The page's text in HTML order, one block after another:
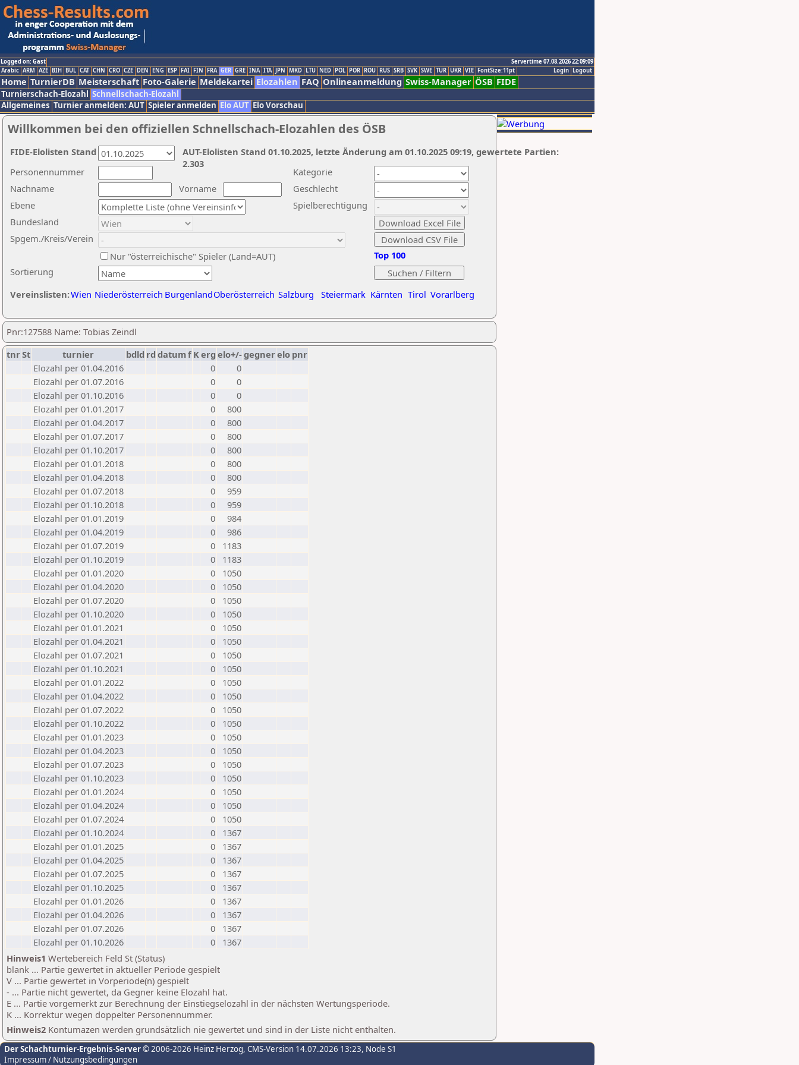
Logged on: Gast
Servertime 07.08.2026 22:09:09
Logout
Login
Arabic ARM AZE BIH BUL CAT CHN CRO CZE DEN ENG ESP FAI FIN FRA GER GRE INA ITA JPN MKD LTU NED POL POR ROU RUS SRB SVK SWE TUR UKR VIE FontSize:11pt
Home TurnierDB Meisterschaft Foto-Galerie Meldekartei Elozahlen FAQ Onlineanmeldung Swiss-Manager ÖSB FIDE
Turnierschach-Elozahl Schnellschach-Elozahl
Allgemeines Turnier anmelden: AUT Spieler anmelden Elo AUT Elo Vorschau
Willkommen bei den offiziellen Schnellschach-Elozahlen des ÖSB
Nachname
Vorname
Ebene
Kategorie
Sortierung
Personennummer
Bundesland
Spgem./Kreis/Verein
Geschlecht
Nur "österreichische" Spieler (Land=AUT)
Spielberechtigung
Vereinslisten:Wien Niederösterreich BurgenlandOberösterreich Salzburg Steiermark Kärnten Tirol Vorarlberg
Top 100
AUT-Elolisten Stand 01.10.2025, letzte Änderung am 01.10.2025 09:19, gewertete Partien:
2.303
FIDE-Elolisten Stand
Pnr:127588 Name: Tobias Zeindl
tnrSt turnier bdld rd datumf Kerg elo+/-gegnerelo pnr
Elozahl per 01.04.2016
0
0
Elozahl per 01.07.2016
0
0
Elozahl per 01.10.2016
0
0
Elozahl per 01.01.2017
0
800
Elozahl per 01.04.2017
0
800
Elozahl per 01.07.2017
0
800
Elozahl per 01.10.2017
0
800
Elozahl per 01.01.2018
0
800
Elozahl per 01.04.2018
0
800
Elozahl per 01.07.2018
0
959
Elozahl per 01.10.2018
0
959
Elozahl per 01.01.2019
0
984
Elozahl per 01.04.2019
0
986
Elozahl per 01.07.2019
0
1183
Elozahl per 01.10.2019
0
1183
Elozahl per 01.01.2020
0
1050
Elozahl per 01.04.2020
0
1050
Elozahl per 01.07.2020
0
1050
Elozahl per 01.10.2020
0
1050
Elozahl per 01.01.2021
0
1050
Elozahl per 01.04.2021
0
1050
Elozahl per 01.07.2021
0
1050
Elozahl per 01.10.2021
0
1050
Elozahl per 01.01.2022
0
1050
Elozahl per 01.04.2022
0
1050
Elozahl per 01.07.2022
0
1050
Elozahl per 01.10.2022
0
1050
Elozahl per 01.01.2023
0
1050
Elozahl per 01.04.2023
0
1050
Elozahl per 01.07.2023
0
1050
Elozahl per 01.10.2023
0
1050
Elozahl per 01.01.2024
0
1050
Elozahl per 01.04.2024
0
1050
Elozahl per 01.07.2024
0
1050
Elozahl per 01.10.2024
0
1367
Elozahl per 01.01.2025
0
1367
Elozahl per 01.04.2025
0
1367
Elozahl per 01.07.2025
0
1367
Elozahl per 01.10.2025
0
1367
Elozahl per 01.01.2026
0
1367
Elozahl per 01.04.2026
0
1367
Elozahl per 01.07.2026
0
1367
Elozahl per 01.10.2026
0
1367
Hinweis1 Wertebereich Feld St (Status)
blank ... Partie gewertet in aktueller Periode gespielt
V ... Partie gewertet in Vorperiode(n) gespielt
- ... Partie nicht gewertet, da Gegner keine Elozahl hat.
E ... Partie vorgemerkt zur Berechnung der Einstiegselozahl in der nächsten Wertungsperiode.
K ... Korrektur wegen doppelter Personennummer.
Hinweis2 Kontumazen werden grundsätzlich nie gewertet und sind in der Liste nicht enthalten.
Der Schachturnier-Ergebnis-Server© 2006-2026 Heinz Herzog, CMS-Version 14.07.2026 13:23, Node S1
Impressum / Nutzungsbedingungen